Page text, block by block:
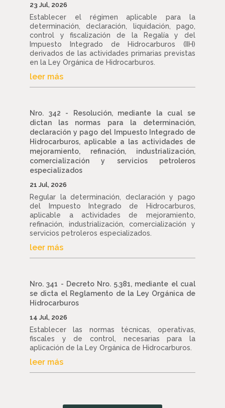
23 Jul, 2026
Establecer el régimen aplicable para la
determinación, declaración, liquidación, pago,
control y fiscalización de la Regalía y del
Impuesto Integrado de Hidrocarburos (IIH)
derivados de las actividades primarias previstas
en la Ley Orgánica de Hidrocarburos.
leer más
Nro. 342 - Resolución, mediante la cual se
dictan las normas para la determinación,
declaración y pago del Impuesto Integrado de
Hidrocarburos, aplicable a las actividades de
mejoramiento, refinación, industrialización,
comercialización y servicios petroleros
especializados
21 Jul, 2026
Regular la determinación, declaración y pago
del Impuesto Integrado de Hidrocarburos,
aplicable a actividades de mejoramiento,
refinación, industrialización, comercialización y
servicios petroleros especializados.
leer más
Nro. 341 - Decreto Nro. 5.381, mediante el cual
se dicta el Reglamento de la Ley Orgánica de
Hidrocarburos
14 Jul, 2026
Establecer las normas técnicas, operativas,
fiscales y de control, necesarias para la
aplicación de la Ley Orgánica de Hidrocarburos.
leer más